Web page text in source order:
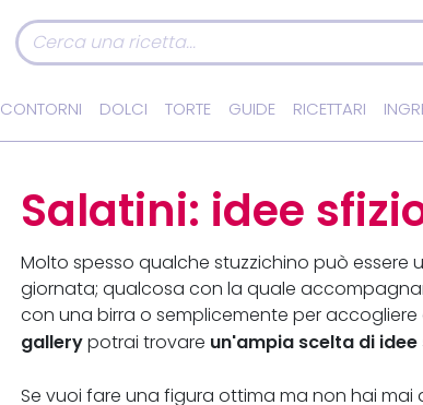
CONTORNI DOLCI TORTE GUIDE RICETTARI
Salatini: idee
Molto spesso qualche stuzzichino può essere
giornata; qualcosa con la quale
con una birra o semplicemente per
gallery potrai trovare un'ampia scelta di idee
Se vuoi fare una figura ottima ma non hai mai